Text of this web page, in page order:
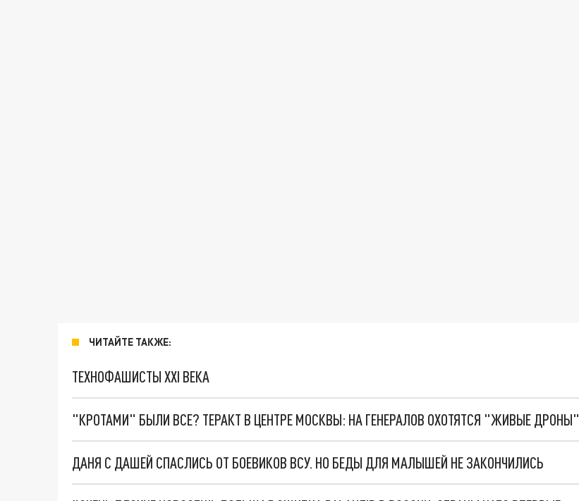
ЧИТАЙТЕ ТАКЖЕ:
ТЕХНОФАШИСТЫ XXI ВЕКА
"КРОТАМИ" БЫЛИ ВСЕ? ТЕРАКТ В ЦЕНТРЕ МОСКВЫ: НА ГЕНЕРАЛОВ ОХОТЯТСЯ "ЖИВЫЕ ДРОНЫ"
ДАНЯ С ДАШЕЙ СПАСЛИСЬ ОТ БОЕВИКОВ ВСУ. НО БЕДЫ ДЛЯ МАЛЫШЕЙ НЕ ЗАКОНЧИЛИСЬ